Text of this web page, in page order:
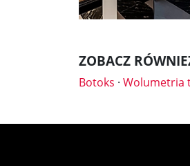
ZOBACZ
Botoks · Wolumetria